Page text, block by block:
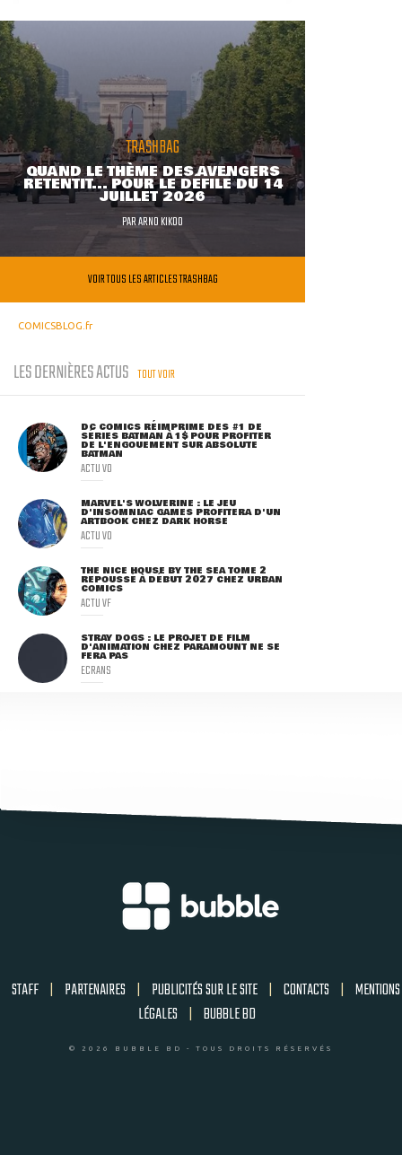
TRASHBAG
QUAND LE THÈME DES AVENGERS
RETENTIT... POUR LE DÉFILÉ DU 14
JUILLET 2026
PARARNO KIKOO
VOIR TOUS LES ARTICLES TRASHBAG
COMICSBLOG.fr
LES DERNIÈRES ACTUS TOUT VOIR
DC COMICS RÉIMPRIME DES #1 DE
SÉRIES BATMAN À 1$ POUR PROFITER
DE L'ENGOUEMENT SUR ABSOLUTE
BATMAN
ACTU VO
MARVEL'S WOLVERINE : LE JEU
D'INSOMNIAC GAMES PROFITERA D'UN
ARTBOOK CHEZ DARK HORSE
ACTU VO
THE NICE HOUSE BY THE SEA TOME 2
REPOUSSÉ À DÉBUT 2027 CHEZ URBAN
COMICS
ACTU VF
STRAY DOGS : LE PROJET DE FILM
D'ANIMATION CHEZ PARAMOUNT NE SE
FERA PAS
ECRANS
STAFF | PARTENAIRES | PUBLICITÉS SUR LE SITE | CONTACTS | MENTIONS
LÉGALES | BUBBLE BD
© 2026 BUBBLE BD - TOUS DROITS RÉSERVÉS